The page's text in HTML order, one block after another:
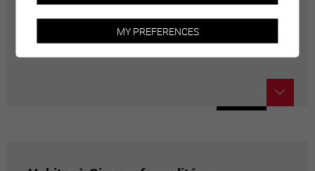
Voter par correspondance, par dépôt ou à
l'urne
MY PREFERENCES